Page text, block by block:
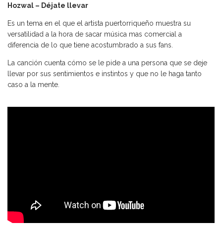
Hozwal – Déjate llevar
Es un tema en el que el artista puertorriqueño muestra su
versatilidad a la hora de sacar música mas comercial a
diferencia de lo que tiene acostumbrado a sus fans.
La canción cuenta cómo se le pide a una persona que se deje
llevar por sus sentimientos e instintos y que no le haga tanto
caso a la mente.